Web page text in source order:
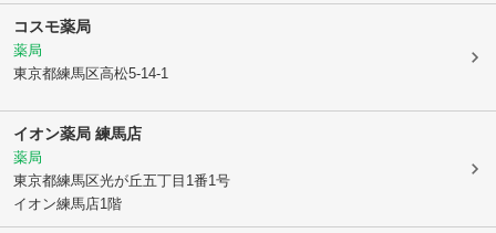
コスモ薬局
薬局
東京都練馬区高松5-14-1
イオン薬局 練馬店
薬局
東京都練馬区光が丘五丁目1番1号
イオン練馬店1階